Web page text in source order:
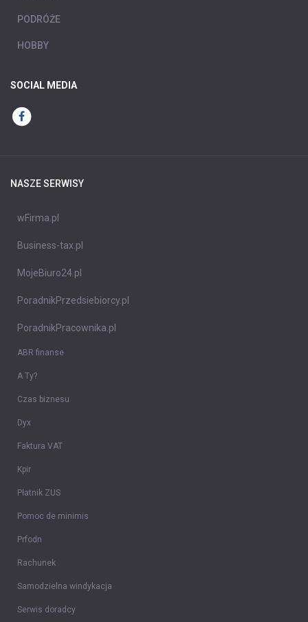
PODRÓŻE
HOBBY
SOCIAL MEDIA
NASZE SERWISY
wFirma.pl
Business-tax.pl
MojeBiuro24.pl
PoradnikPrzedsiebiorcy.pl
PoradnikPracownika.pl
ABR finanse
A Ty?
Czas biznesu
Dyx
Faktura VAT
Kpir
Płatnik ZUS
Pomoc de minimis
Prfodn
Rachunek
Samodzielna windykacja
Serwis doradcy